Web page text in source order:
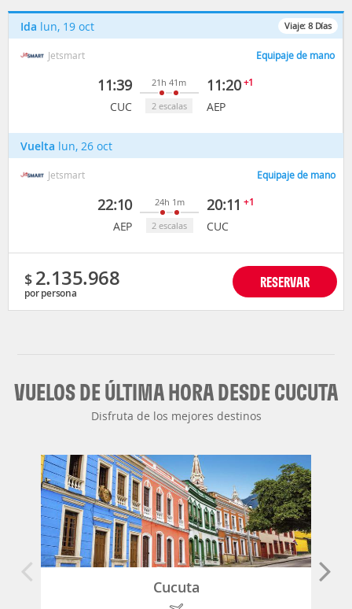
Viaje: 8 Días
Ida lun, 19 oct
Jetsmart Equipaje de mano
11:39
CUC
21h 41m
2 escalas
11:20+1
AEP
Vuelta lun, 26 oct
Jetsmart Equipaje de mano
22:10
AEP
24h 1m
2 escalas
20:11 +1
CUC
$ 2.135.968
por persona
RESERVAR
VUELOS DE ÚLTIMA HORA DESDE CUCUTA
Disfruta de los mejores destinos
Cucuta